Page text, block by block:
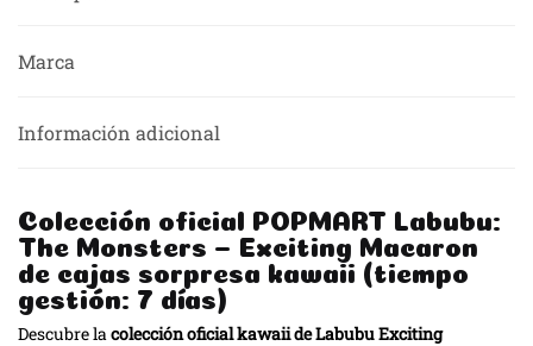
Marca
Información adicional
Colección oficial POPMART Labubu:
The Monsters – Exciting Macaron
de cajas sorpresa kawaii (tiempo
gestión: 7 días)
Descubre la colección oficial kawaii de Labubu Exciting